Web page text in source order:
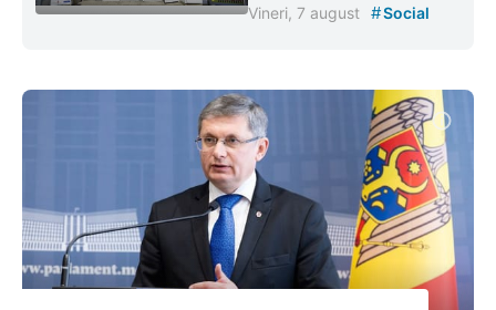
Vineri, 7 august #Social